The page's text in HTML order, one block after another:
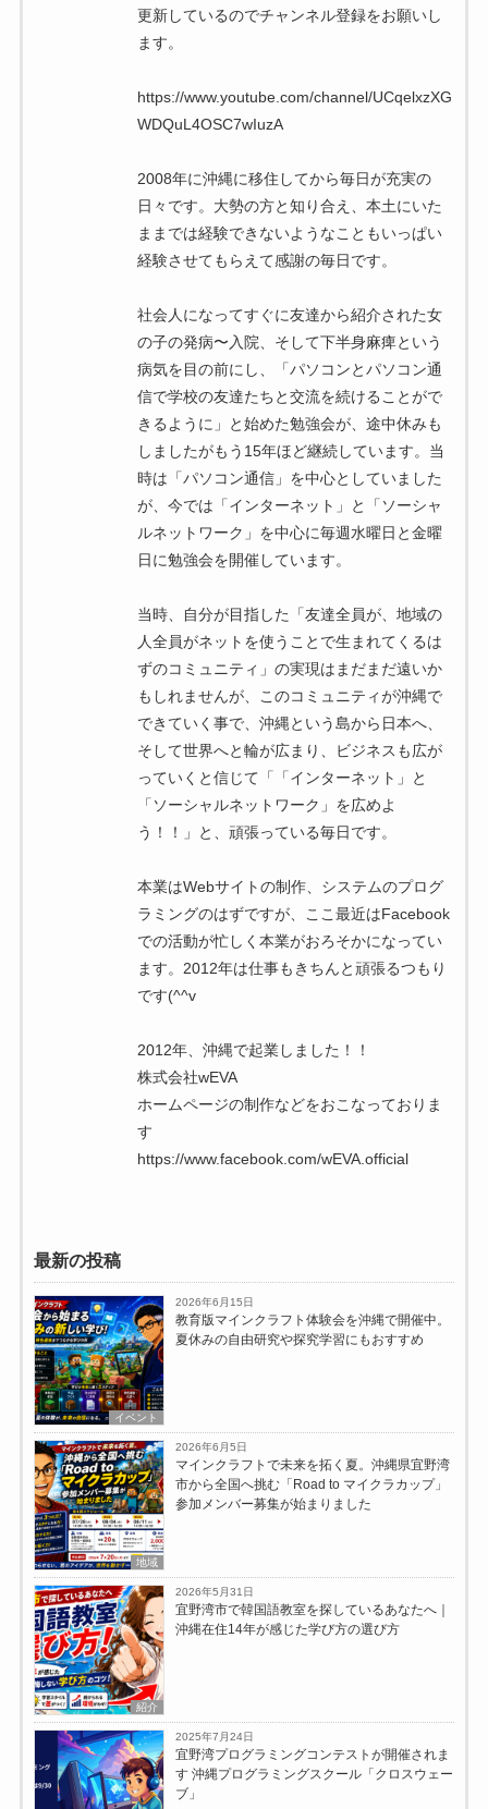
更新しているのでチャンネル登録をお願いし
ます。
https://www.youtube.com/channel/UCqelxzXG
WDQuL4OSC7wIuzA
2008年に沖縄に移住してから毎日が充実の
日々です。大勢の方と知り合え、本土にいた
ままでは経験できないようなこともいっぱい
経験させてもらえて感謝の毎日です。
社会人になってすぐに友達から紹介された女
の子の発病〜入院、そして下半身麻痺という
病気を目の前にし、「パソコンとパソコン通
信で学校の友達たちと交流を続けることがで
きるように」と始めた勉強会が、途中休みも
しましたがもう15年ほど継続しています。当
時は「パソコン通信」を中心としていました
が、今では「インターネット」と「ソーシャ
ルネットワーク」を中心に毎週水曜日と金曜
日に勉強会を開催しています。
当時、自分が目指した「友達全員が、地域の
人全員がネットを使うことで生まれてくるは
ずのコミュニティ」の実現はまだまだ遠いか
もしれませんが、このコミュニティが沖縄で
できていく事で、沖縄という島から日本へ、
そして世界へと輪が広まり、ビジネスも広が
っていくと信じて「「インターネット」と
「ソーシャルネットワーク」を広めよ
う！！」と、頑張っている毎日です。
本業はWebサイトの制作、システムのプログ
ラミングのはずですが、ここ最近はFacebook
での活動が忙しく本業がおろそかになってい
ます。2012年は仕事もきちんと頑張るつもり
です(^^v
2012年、沖縄で起業しました！！
株式会社wEVA
ホームページの制作などをおこなっておりま
す
https://www.facebook.com/wEVA.official
最新の投稿
イベント
2026年6月15日
教育版マインクラフト体験会を沖縄で開催中。
夏休みの自由研究や探究学習にもおすすめ
地域
2026年6月5日
マインクラフトで未来を拓く夏。沖縄県宜野湾
市から全国へ挑む「Road to マイクラカップ」
参加メンバー募集が始まりました
紹介
2026年5月31日
宜野湾市で韓国語教室を探しているあなたへ｜
沖縄在住14年が感じた学び方の選び方
2025年7月24日
宜野湾プログラミングコンテストが開催されま
す 沖縄プログラミングスクール「クロスウェー
ブ」